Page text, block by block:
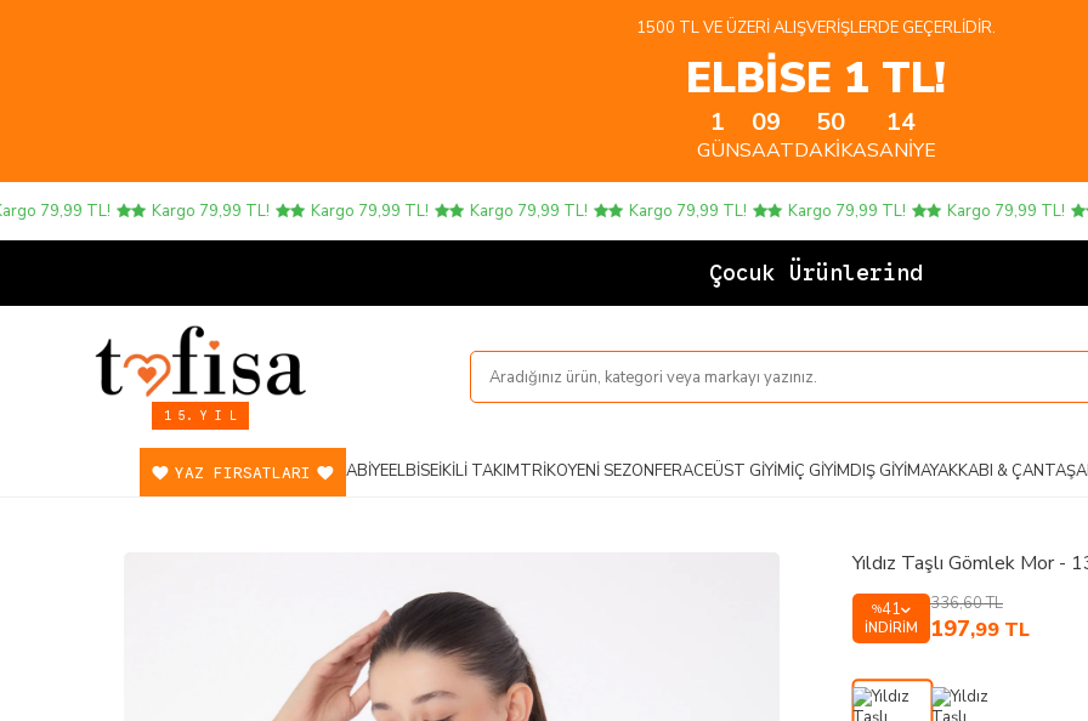
1500 TL VE ÜZERI ALIŞVERIŞLERDE GEÇERLIDIR.
ELBİSE 1 TL!
1
GÜN
09
SAAT
50
DAKIKA
13
SANIYE
79,99 TL! Kargo 79,99 TL! Kargo 79,99 TL! Kargo 79,99 TL! Kargo 79,99 TL! Kargo 79,99 TL! Kargo 79,99 TL!
Çocuk Ürünlerinde 4 A
1 5. Y I L
YAZ FIRSATLARI ABIYEELBISEİKILI TAKIMTRIKOYENI SEZONFERACEÜST GIYIMİÇ GIYIMDIŞ GIYIMAYAKKABI & ÇANTA
Yıldız Taşlı Gömlek Mor -
%41
İNDIRIM
336,60TL
197,99 TL